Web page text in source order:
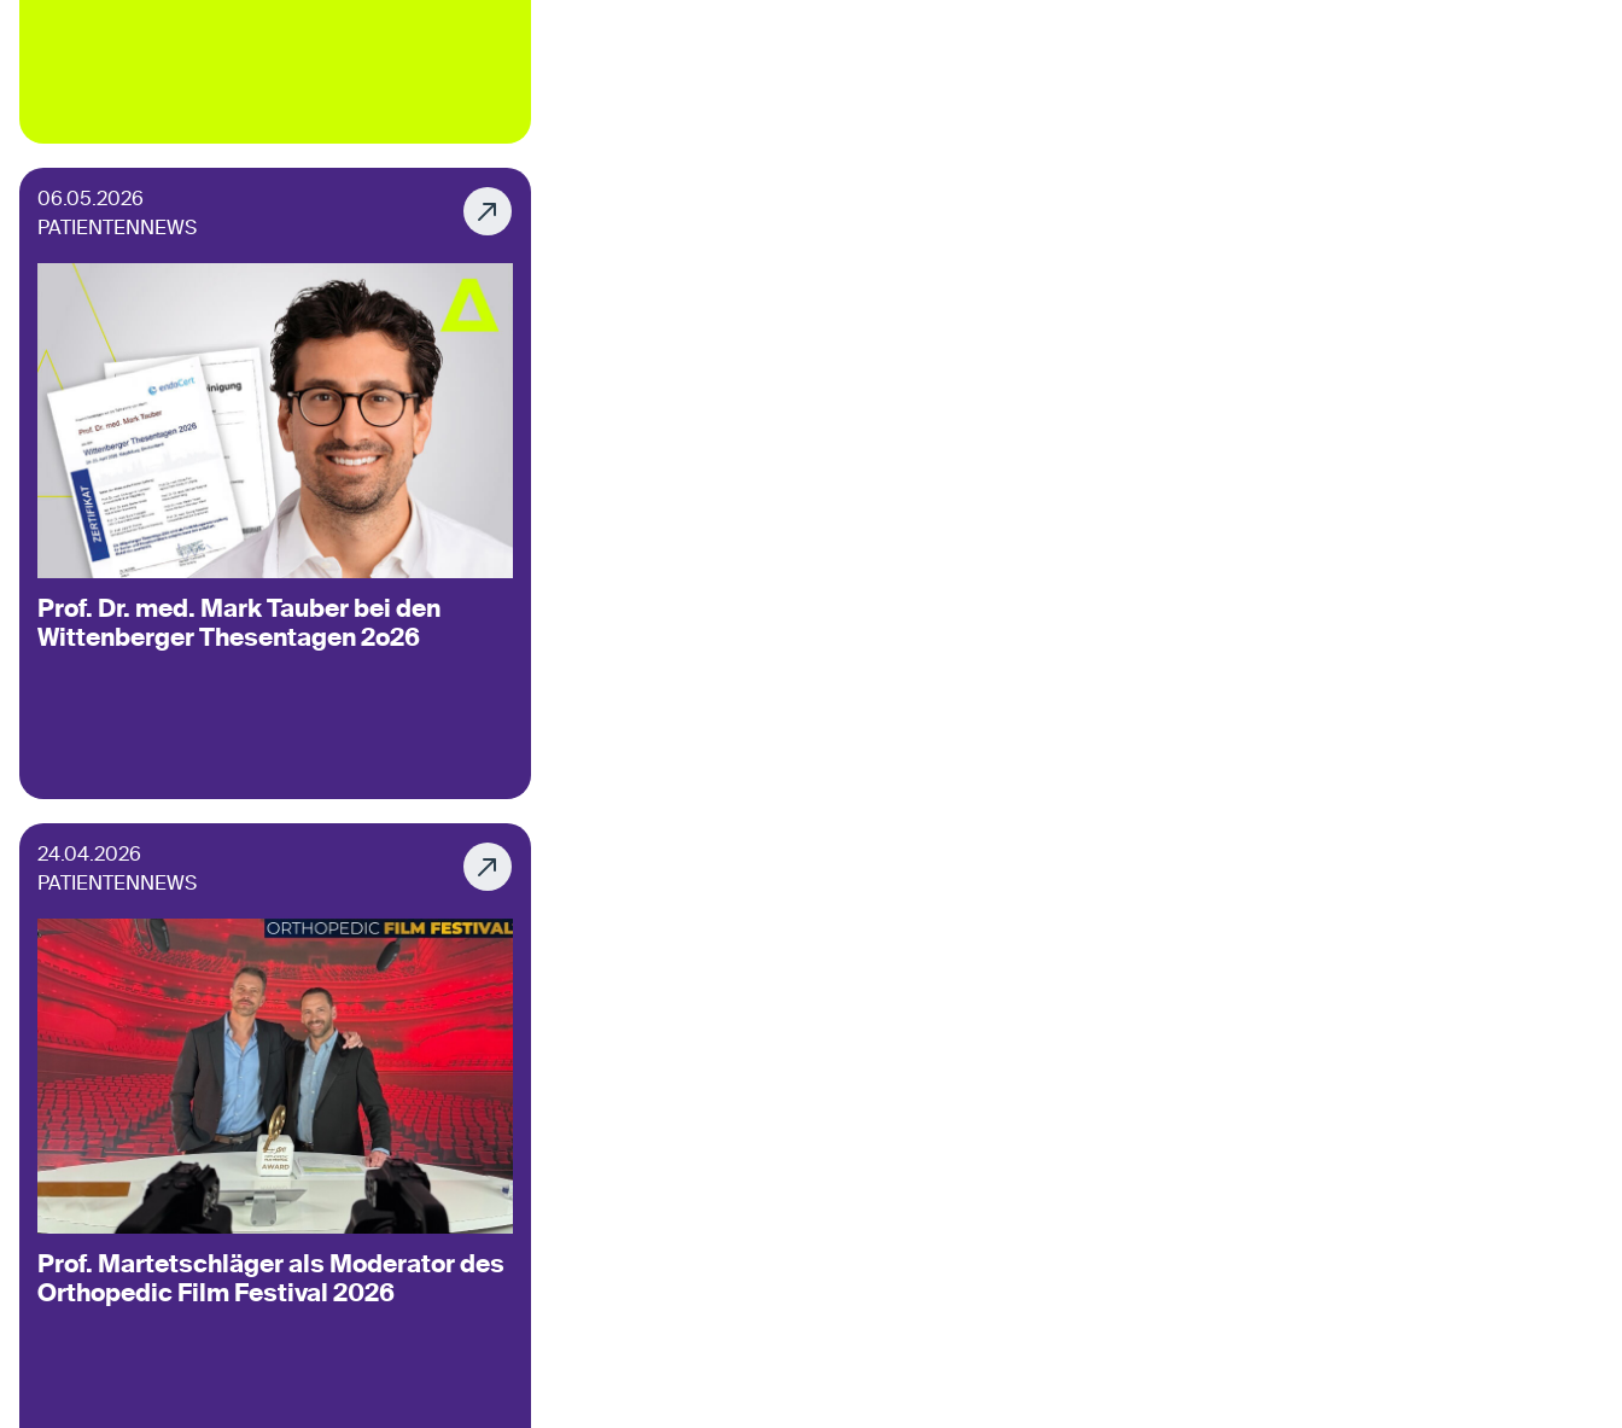
06.05.2026
PATIENTENNEWS
Prof. Dr. med. Mark Tauber bei den
Wittenberger Thesentagen 2o26
24.04.2026
PATIENTENNEWS
Prof. Martetschläger als Moderator des
Orthopedic Film Festival 2026